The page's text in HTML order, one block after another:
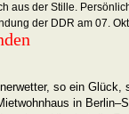
aus der Stille.
der DDR am 07.
so ein
in